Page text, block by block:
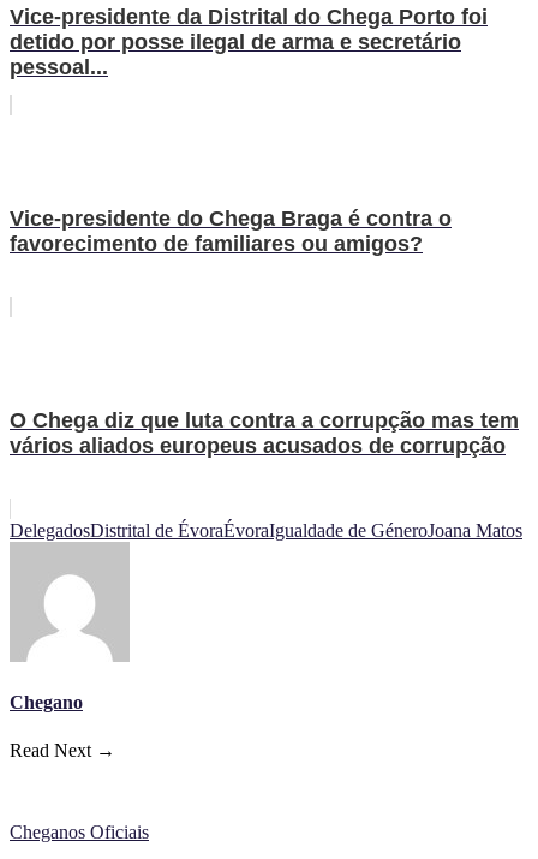
Vice-presidente da Distrital do Chega Porto foi
detido por posse ilegal de arma e secretário
pessoal...
Vice-presidente do Chega Braga é contra o
favorecimento de familiares ou amigos?
O Chega diz que luta contra a corrupção mas tem
vários aliados europeus acusados de corrupção
DelegadosDistrital de ÉvoraÉvoraIgualdade de GéneroJoana Matos
Chegano
Read Next →
Cheganos Oficiais